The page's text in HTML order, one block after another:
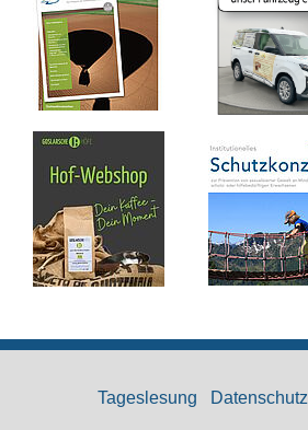
Tageslesung Datenschutz